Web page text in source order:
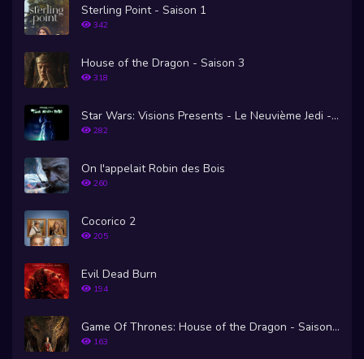
Sterling Point - Saison 1
342
House of the Dragon - Saison 3
318
Star Wars: Visions Presents - Le Neuvième Jedi - Saison 1
282
On l'appelait Robin des Bois
260
Cocorico 2
205
Evil Dead Burn
194
Game Of Thrones: House of the Dragon - Saison 1
163